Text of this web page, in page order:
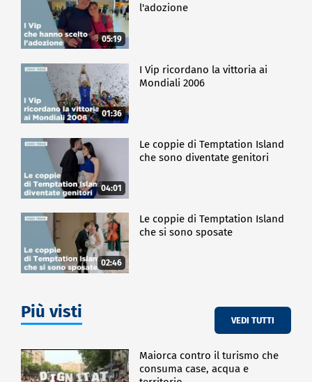
05:19
l'adozione
01:36
I Vip ricordano la vittoria ai
Mondiali 2006
04:01
Le coppie di Temptation Island
che sono diventate genitori
02:46
Le coppie di Temptation Island
che si sono sposate
Più visti VEDI TUTTI
Maiorca contro il turismo che
consuma case, acqua e